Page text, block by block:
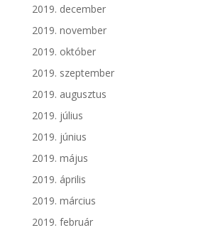
2019. december
2019. november
2019. október
2019. szeptember
2019. augusztus
2019. július
2019. június
2019. május
2019. április
2019. március
2019. február